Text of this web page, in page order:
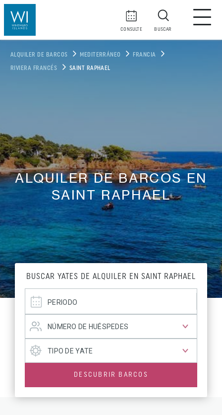
CONSULTE BUSCAR
ALQUILER DE BARCOS MEDITERRÁNEO FRANCIA
RIVIERA FRANCÉS SAINT RAPHAEL
ALQUILER DE BARCOS EN
SAINT RAPHAEL
BUSCAR YATES DE ALQUILER EN SAINT RAPHAEL
DESCUBRIR BARCOS